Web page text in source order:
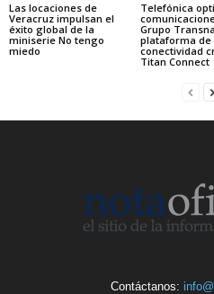
Las locaciones de
Veracruz impulsan el
éxito global de la
miniserie No tengo
miedo
Telefónica
Grupo
plataforma de
conectividad
Titan Connect
Contáctanos: